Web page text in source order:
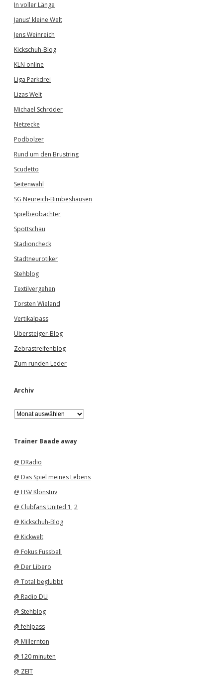
In voller Länge
Janus' kleine Welt
Jens Weinreich
Kickschuh-Blog
KLN online
Liga Parkdrei
Lizas Welt
Michael Schröder
Netzecke
Podbolzer
Rund um den Brustring
Scudetto
Seitenwahl
SG Neureich-Bimbeshausen
Spielbeobachter
Spottschau
Stadioncheck
Stadtneurotiker
Stehblog
Textilvergehen
Torsten Wieland
Vertikalpass
Übersteiger-Blog
Zebrastreifenblog
Zum runden Leder
Archiv
A
r
h
Trainer Baade away
@ DRadio
@ Das Spiel meines Lebens
@ HSV Klönstuv
@ Clubfans United 1 , 2
@ Kickschuh-Blog
@ Kickwelt
@ Fokus Fussball
@ Der Libero
@ Total beglubbt
@ Radio DU
@ Stehblog
@ fehlpass
@ Millernton
@ 120 minuten
@ ZEIT